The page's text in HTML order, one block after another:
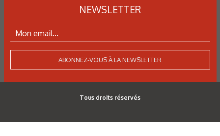
NEWSLETTER
ABONNEZ-VOUS À LA NEWSLETTER
Tous droits réservés